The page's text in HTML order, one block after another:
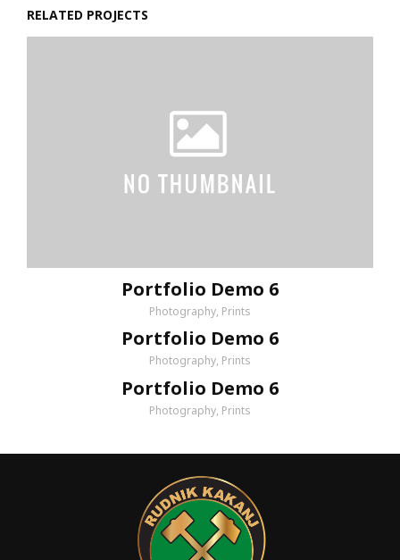
RELATED PROJECTS
Portfolio Demo 6
Photography, Prints
Portfolio Demo 6
Photography, Prints
Portfolio Demo 6
Photography, Prints